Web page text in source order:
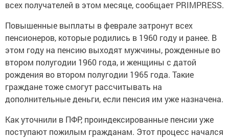
всех получателей в этом месяце, сообщает PRIMPRESS.
Повышенные выплаты в феврале затронут всех
пенсионеров, которые родились в 1960 году и ранее. В
этом году на пенсию выходят мужчины, рожденные во
втором полугодии 1960 года, и женщины с датой
рождения во втором полугодии 1965 года. Такие
граждане тоже смогут рассчитывать на
дополнительные деньги, если пенсия им уже назначена.
Как уточнили в ПФР, проиндексированные пенсии уже
поступают пожилым гражданам. Этот процесс начался